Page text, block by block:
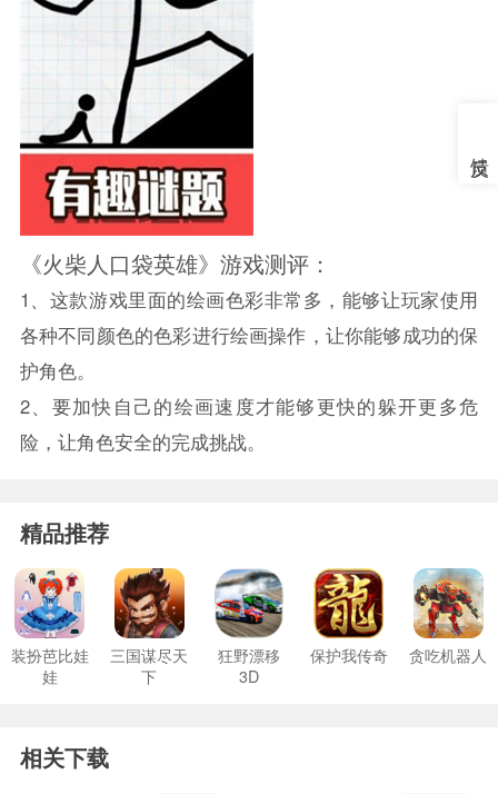
《火柴人口袋英雄》游戏测评：
1、这款游戏里面的绘画色彩非常多，能够让玩家使用
各种不同颜色的色彩进行绘画操作，让你能够成功的保
护角色。
2、要加快自己的绘画速度才能够更快的躲开更多危
险，让角色安全的完成挑战。
精品推荐
装扮芭比娃
娃
三国谋尽天
下
狂野漂移
3D
保护我传奇 贪吃机器人
相关下载